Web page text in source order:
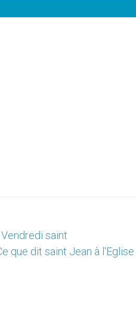
saint
que dit saint Jean à